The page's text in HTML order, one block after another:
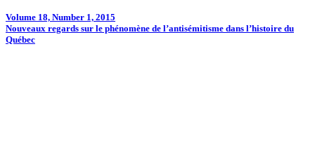
Volume 18, Number 1, 2015
Nouveaux regards sur le phénomène de l’antisémitisme dans l’histoire du
Québec